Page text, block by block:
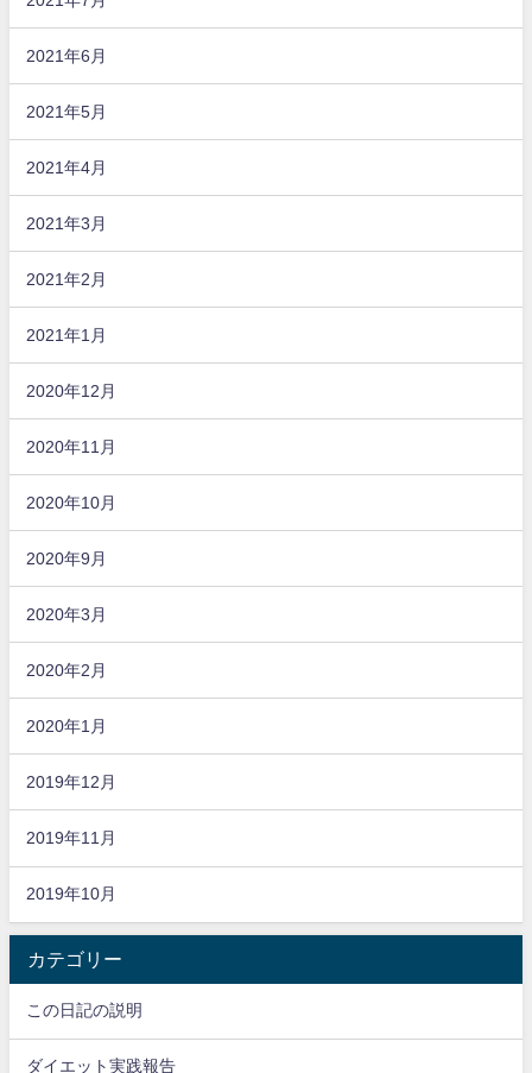
2021年6月
2021年5月
2021年4月
2021年3月
2021年2月
2021年1月
2020年12月
2020年11月
2020年10月
2020年9月
2020年3月
2020年2月
2020年1月
2019年12月
2019年11月
2019年10月
カテゴリー
この日記の説明
ダイエット実践報告